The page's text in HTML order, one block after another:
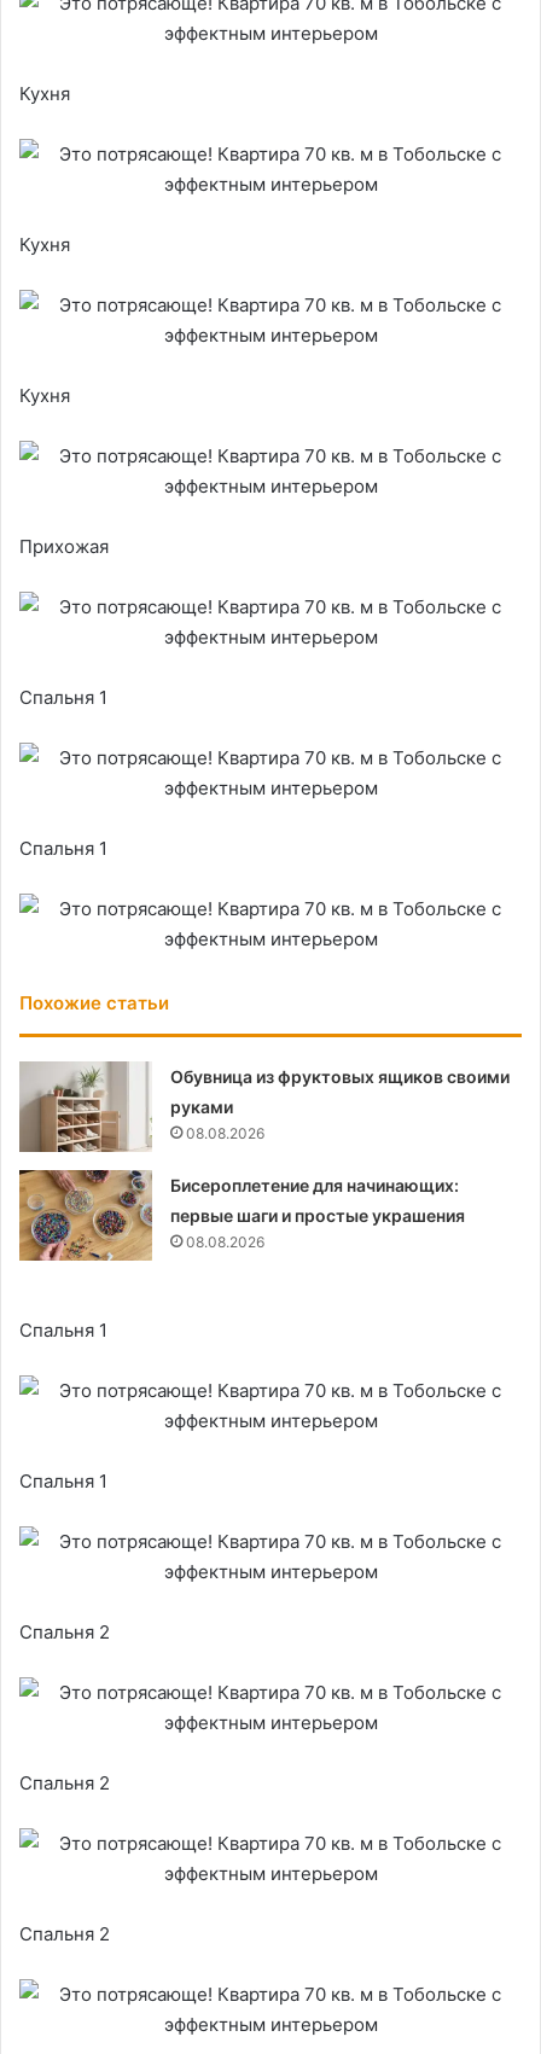
Кухня
Кухня
Кухня
Прихожая
Спальня 1
Спальня 1
Похожие статьи
Обувница из фруктовых ящиков своими
руками
08.08.2026
Бисероплетение для начинающих:
первые шаги и простые украшения
08.08.2026
Спальня 1
Спальня 1
Спальня 2
Спальня 2
Спальня 2